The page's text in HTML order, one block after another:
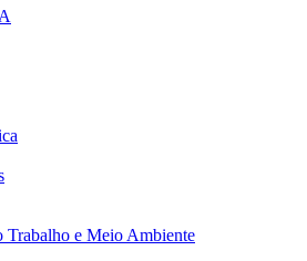
Trabalho e Meio Ambiente